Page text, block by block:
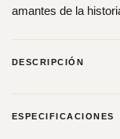
amantes de la
DESCRIPCIÓN
sustentado en una
ESPECIFICACIONES